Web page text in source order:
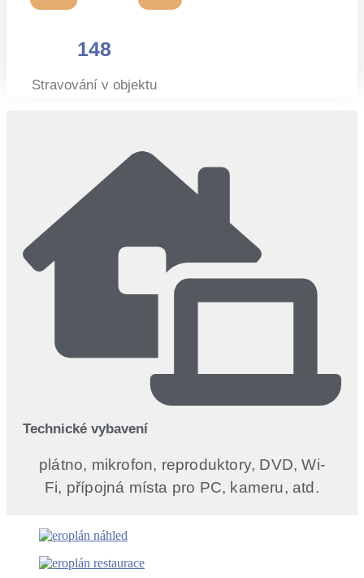
148
Stravování v objektu
Technické vybavení
plátno, mikrofon, reproduktory, DVD, Wi-
Fi, přípojná místa pro PC, kameru, atd.